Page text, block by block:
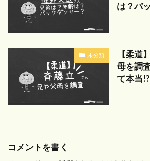
は？バ
未分類
【柔道
母を調
て本当!?
コメントを書く